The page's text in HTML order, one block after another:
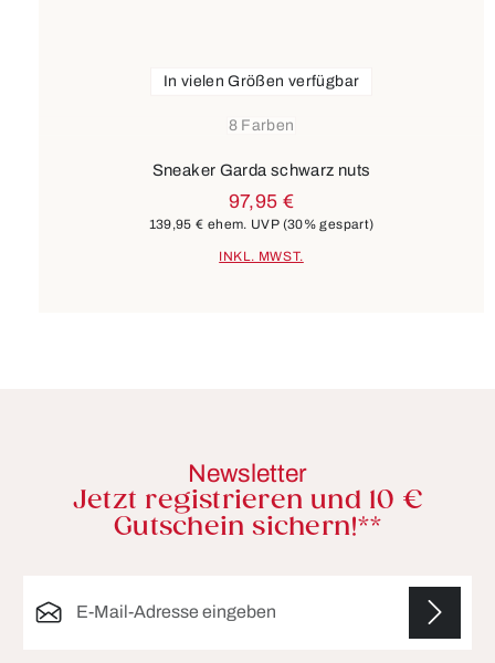
8 Farben
In vielen Größen verfügbar
Sneaker Garda schwarz nuts
97,95 €
139,95 € ehem. UVP (30% gespart)
INKL. MWST.
Newsletter
Jetzt registrieren und 10 €
Gutschein sichern!**